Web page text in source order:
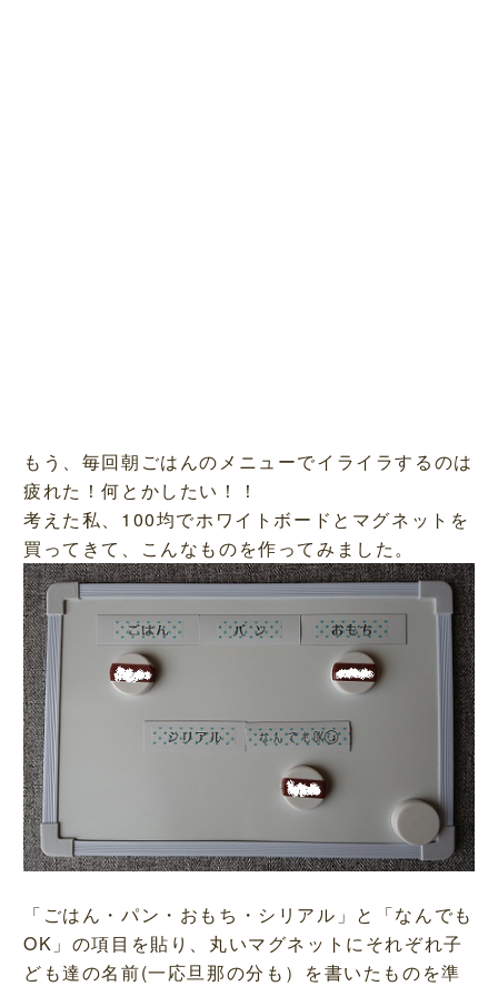
もう、毎回朝ごはんのメニューでイライラするのは
疲れた！何とかしたい！！
考えた私、100均でホワイトボードとマグネットを
買ってきて、こんなものを作ってみました。
「ごはん・パン・おもち・シリアル」と「なんでも
OK」の項目を貼り、丸いマグネットにそれぞれ子
ども達の名前(一応旦那の分も）を書いたものを準